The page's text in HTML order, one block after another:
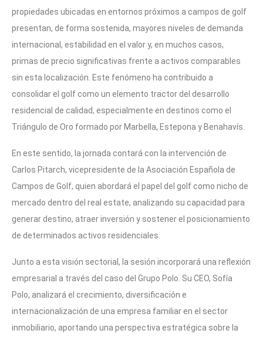
propiedades ubicadas en entornos próximos a campos de golf
presentan, de forma sostenida, mayores niveles de demanda
internacional, estabilidad en el valor y, en muchos casos,
primas de precio significativas frente a activos comparables
sin esta localización. Este fenómeno ha contribuido a
consolidar el golf como un elemento tractor del desarrollo
residencial de calidad, especialmente en destinos como el
Triángulo de Oro formado por Marbella, Estepona y Benahavís.
En este sentido, la jornada contará con la intervención de
Carlos Pitarch, vicepresidente de la Asociación Española de
Campos de Golf, quien abordará el papel del golf como nicho de
mercado dentro del real estate, analizando su capacidad para
generar destino, atraer inversión y sostener el posicionamiento
de determinados activos residenciales.
Junto a esta visión sectorial, la sesión incorporará una reflexión
empresarial a través del caso del Grupo Polo. Su CEO, Sofía
Polo, analizará el crecimiento, diversificación e
internacionalización de una empresa familiar en el sector
inmobiliario, aportando una perspectiva estratégica sobre la